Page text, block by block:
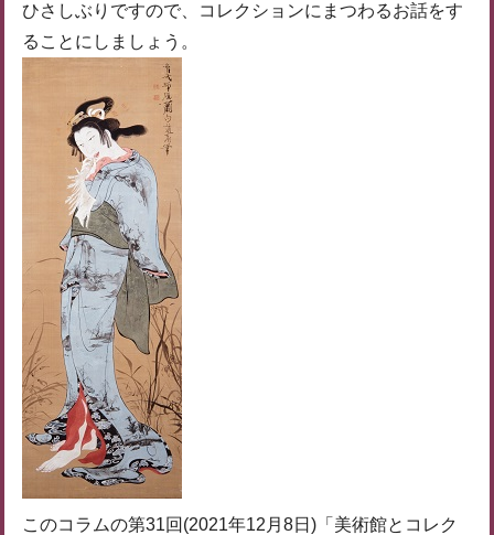
ひさしぶりですので、コレクションにまつわるお話をす
ることにしましょう。
このコラムの第31回(2021年12月8日)「美術館とコレク